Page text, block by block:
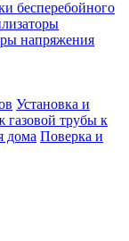
бесперебойного
напряжения
Установка и
газовой трубы к
дома Поверка и